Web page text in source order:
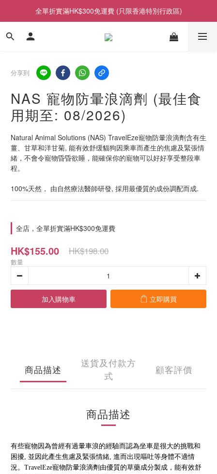
全單折實滿HK$300免運費 (只限香港特別行政區)
分享到
NAS 寵物防暈浪滴劑 (最佳食
用期至: 08/2026)
Natural Animal Solutions (NAS) TravelEze寵物防暈浪滴劑含有生
薑、甘草和洋甘菊, 能有效舒缓貓狗因乘車而產生的焦慮及緊張情
緒，不會令寵物昏昏欲睡，能確保你的寵物可以好好享受整段車
程。
100%天然， 由自然療法醫師研發, 採用最優質的成份調配而成.
全店，全單折實滿HK$300免運費
HK$155.00 HK$198.00
數量
加入購物車 立即購買
商品描述
送貨及付款方
式
顧客評價
商品描述
有些寵物因為曾經有過暈車浪的經驗而認為坐車是很大的挑戰和
困擾, 並因此產生焦慮及緊張情緒, 進而出現嘔吐等身體不適情
況。 TravelEze寵物防暈浪滴劑 由優質的草藥成分製成，能有效舒